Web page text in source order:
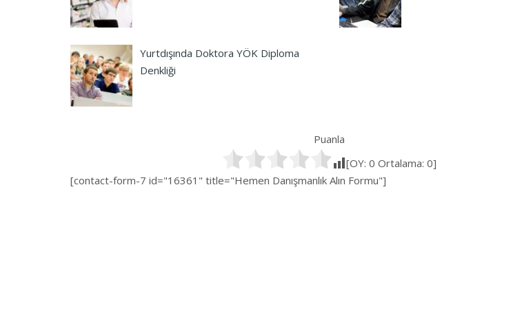
Yurtdışında Doktora YÖK Diploma
Denkliği
Puanla
[OY: 0 Ortalama: 0]
[contact-form-7 id="16361" title="Hemen Danışmanlık Alın Formu"]